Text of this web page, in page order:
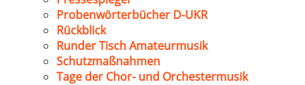
Probenwörterbücher D-UKR
Rückblick
Runder Tisch Amateurmusik
Schutzmaßnahmen
Tage der Chor- und Orchestermusik